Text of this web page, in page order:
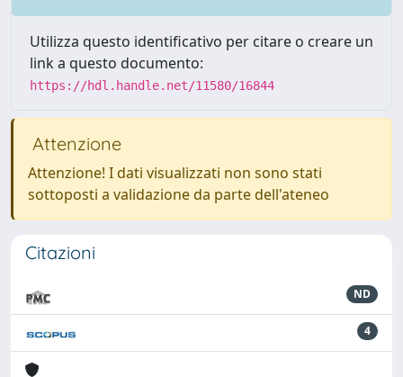
Utilizza questo identificativo per citare o creare un
link a questo documento:
https://hdl.handle.net/11580/16844
Attenzione
Attenzione! I dati visualizzati non sono stati
sottoposti a validazione da parte dell'ateneo
Citazioni
ND
4